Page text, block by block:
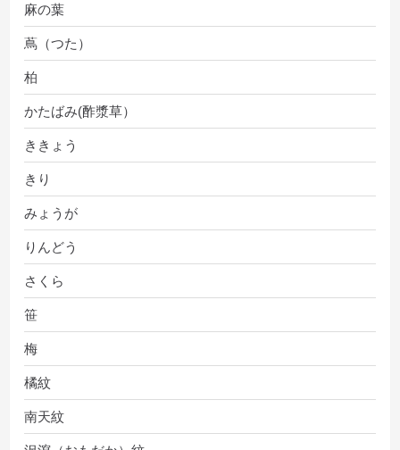
麻の葉
蔦（つた）
柏
かたばみ(酢漿草）
ききょう
きり
みょうが
りんどう
さくら
笹
梅
橘紋
南天紋